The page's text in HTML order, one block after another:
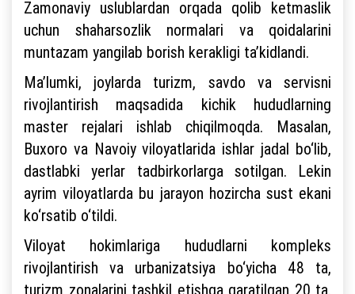
Zamonaviy uslublardan orqada qolib ketmaslik
uchun shaharsozlik normalari va qoidalarini
muntazam yangilab borish kerakligi ta’kidlandi.
Ma’lumki, joylarda turizm, savdo va servisni
rivojlantirish maqsadida kichik hududlarning
master rejalari ishlab chiqilmoqda. Masalan,
Buxoro va Navoiy viloyatlarida ishlar jadal bo‘lib,
dastlabki yerlar tadbirkorlarga sotilgan. Lekin
ayrim viloyatlarda bu jarayon hozircha sust ekani
ko‘rsatib o‘tildi.
Viloyat hokimlariga hududlarni kompleks
rivojlantirish va urbanizatsiya bo‘yicha 48 ta,
turizm zonalarini tashkil etishga qaratilgan 20 ta,